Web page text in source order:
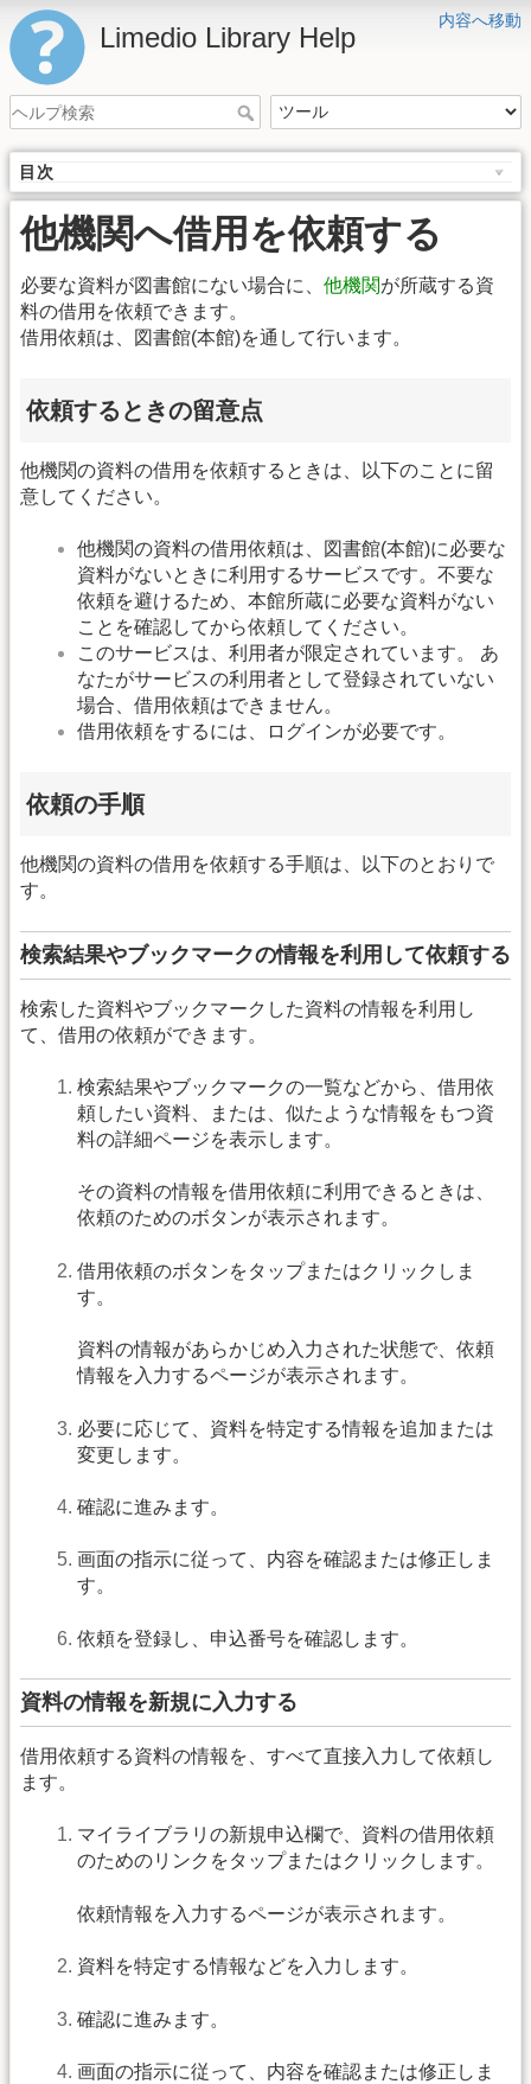
内容へ移動
Limedio Library Help
目次
他機関へ借用を依頼する
必要な資料が図書館にない場合に、 他機関が所蔵する資
料の借用を依頼できます。
借用依頼は、図書館(本館)を通して行います。
依頼するときの留意点
他機関の資料の借用を依頼するときは、以下のことに留
意してください。
他機関の資料の借用依頼は、図書館(本館)に必要な
資料がないときに利用するサービスです。不要な
依頼を避けるため、本館所蔵に必要な資料がない
ことを確認してから依頼してください。
このサービスは、利用者が限定されています。 あ
なたがサービスの利用者として登録されていない
場合、借用依頼はできません。
借用依頼をするには、ログインが必要です。
依頼の手順
他機関の資料の借用を依頼する手順は、以下のとおりで
す。
検索結果やブックマークの情報を利用して依頼する
検索した資料やブックマークした資料の情報を利用し
て、借用の依頼ができます。
検索結果やブックマークの一覧などから、借用依
頼したい資料、または、似たような情報をもつ資
料の詳細ページを表示します。
その資料の情報を借用依頼に利用できるときは、
依頼のためのボタンが表示されます。
借用依頼のボタンをタップまたはクリックしま
す。
資料の情報があらかじめ入力された状態で、依頼
情報を入力するページが表示されます。
必要に応じて、資料を特定する情報を追加または
変更します。
確認に進みます。
画面の指示に従って、内容を確認または修正しま
す。
依頼を登録し、申込番号を確認します。
資料の情報を新規に入力する
借用依頼する資料の情報を、すべて直接入力して依頼し
ます。
マイライブラリの新規申込欄で、資料の借用依頼
のためのリンクをタップまたはクリックします。
依頼情報を入力するページが表示されます。
資料を特定する情報などを入力します。
確認に進みます。
画面の指示に従って、内容を確認または修正しま